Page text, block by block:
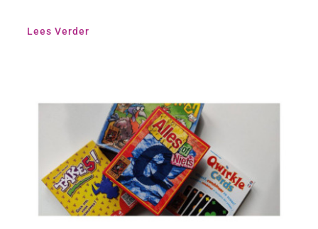
Lees Verder